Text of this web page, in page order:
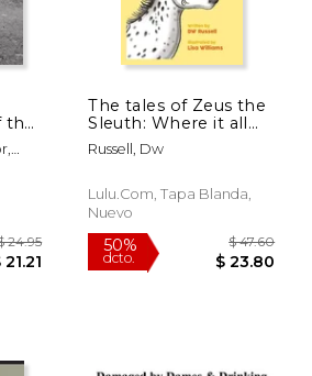
dcto.
the
The tales of Zeus the
Sleuth: Where it all
began (en Inglés)
Russell, Dw
Lulu.com, Tapa Blanda,
Nuevo